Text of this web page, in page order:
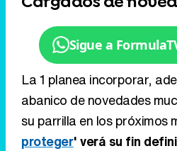
Sigue a
La 1 planea incorporar,
abanico de novedades
su parrilla en los próximos
proteger' verá su fin